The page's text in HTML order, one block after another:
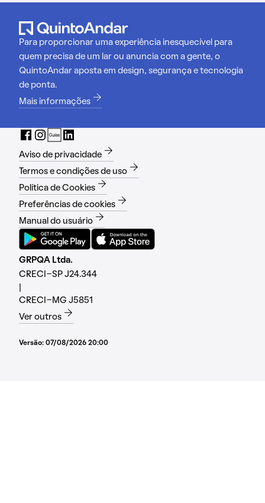
Para proporcionar uma experiência inesquecível para
quem precisa de um lar ou anuncia com a gente, o
QuintoAndar aposta em design, segurança e tecnologia
de ponta.
Mais informações
Aviso de privacidade
Termos e condições de uso
Política de Cookies
Preferências de cookies
Manual do usuário
GRPQA Ltda.
CRECI-SP J24.344
CRECI-MG J5851
Ver outros
Versão: 07/08/2026 20:00